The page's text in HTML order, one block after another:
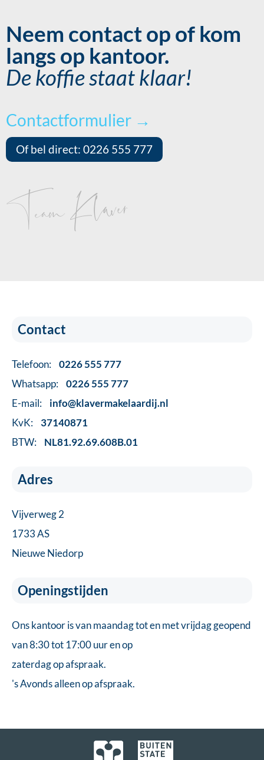
Neem contact op of kom
langs op kantoor.
De koffie staat klaar!
Contactformulier →
Of bel direct: 0226 555 777
Team Klaver
Contact
Telefoon:
0226 555 777
Whatsapp:
0226 555 777
E-mail:
info@klavermakelaardij.nl
KvK:
37140871
BTW:
NL81.92.69.608B.01
Adres
Vijverweg 2
1733 AS
Nieuwe Niedorp
Openingstijden
Ons kantoor is van maandag tot en met vrijdag geopend
van 8:30 tot 17:00 uur en op
zaterdag op afspraak.
's Avonds alleen op afspraak.